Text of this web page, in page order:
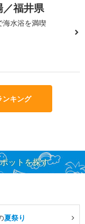
／福井県
海水浴を満喫
ンキング
ットを探す
夏祭り